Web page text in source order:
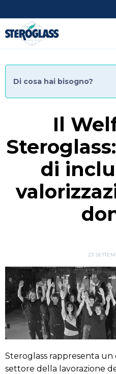
al
contenuto
principale
Il
di
23
Steroglass rappresenta un
settore della lavorazione